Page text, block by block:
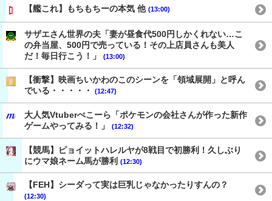
【艦これ】もちもちーの本気 他 (13:00)
サザエさん世界の夫「妻が昼食代500円しかくれない…こ
の弁当屋、500円で売っている！その上店員さんも美人
だ！毎日行こう！」
(13:00)
【衝撃】映画ちいかわのこのシーンを「領域展開」と呼ん
でいる・・・・・
(12:47)
大人気Vtuberぺこーら「ポケモンの会社さんが作った新作
ゲームやってみる！」
(12:32)
【競馬】ピョイットハレルヤが8戦目で初勝利！久しぶり
にウマ娘ネーム馬が勝利 (12:30)
【FEH】シーダって実は巨乳じゃなかったりすんの？
(12:30)